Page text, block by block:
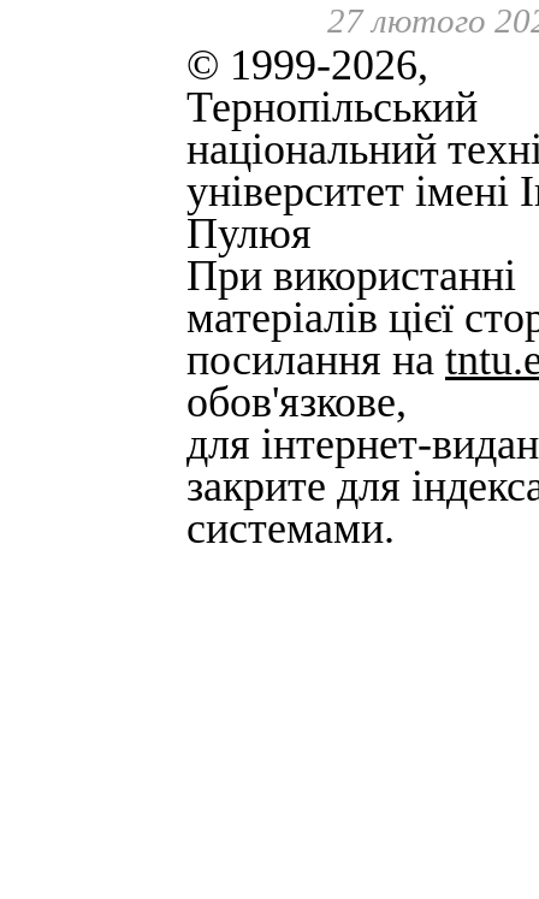
27 лютого
© 1999-2026,
Тернопільський
національний
університет імені
Пулюя
При використанні
матеріалів цієї
посилання на
обов'язкове,
для інтернет-
закрите для
системами.